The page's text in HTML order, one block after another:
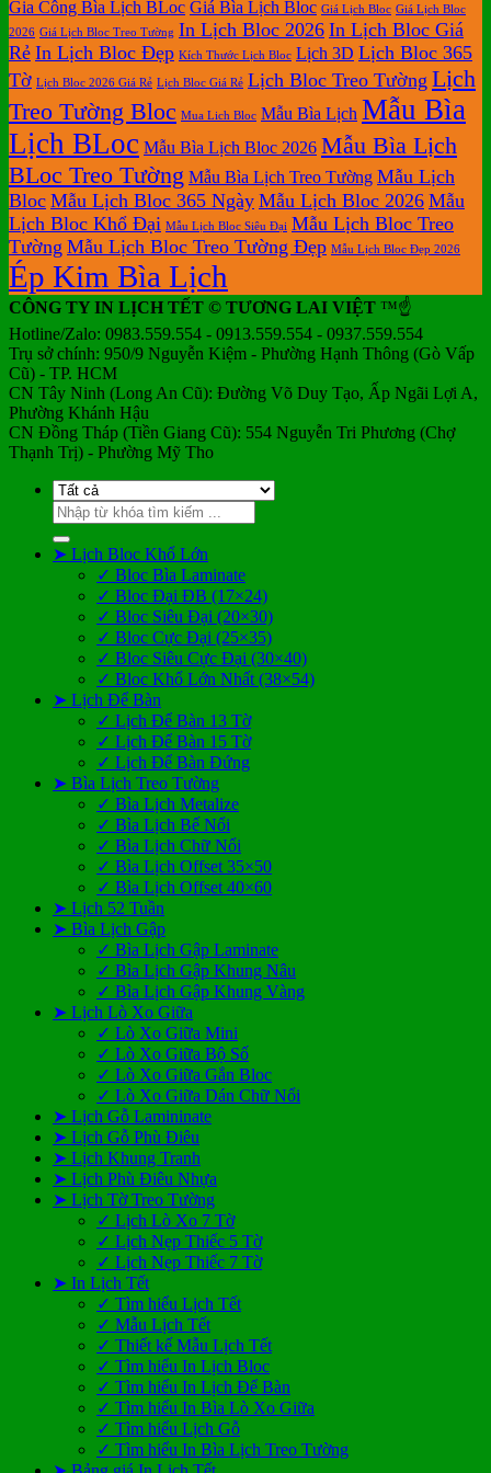
Lịch
Để
Bàn
Gia Công Bìa Lịch BLoc Giá Bìa Lịch Bloc Giá Lịch Bloc Giá Lịch Bloc
2026 Giá Lịch Bloc Treo Tường In Lịch Bloc 2026 In Lịch Bloc Giá
Rẻ In Lịch Bloc Đẹp Kích Thước Lịch Bloc Lịch 3D Lịch Bloc 365
Tờ Lịch Bloc 2026 Giá Rẻ Lịch Bloc Giá Rẻ Lịch Bloc Treo Tường Lịch
Treo Tường Bloc Mua Lich Bloc Mẫu Bìa Lịch Mẫu Bìa
Lịch BLoc Mẫu Bìa Lịch Bloc 2026 Mẫu Bìa Lịch
BLoc Treo Tường Mẫu Bìa Lịch Treo Tường Mẫu Lịch
Bloc Mẫu Lịch Bloc 365 Ngày Mẫu Lịch Bloc 2026 Mẫu
Lịch Bloc Khổ Đại Mẫu Lịch Bloc Siêu Đại Mẫu Lịch Bloc Treo
Tường Mẫu Lịch Bloc Treo Tường Đẹp Mẫu Lịch Bloc Đẹp 2026
Ép Kim Bìa Lịch
CÔNG TY IN LỊCH TẾT © TƯƠNG LAI VIỆT ™☝️
Hotline/Zalo: 0983.559.554 - 0913.559.554 - 0937.559.554
Trụ sở chính: 950/9 Nguyễn Kiệm - Phường Hạnh Thông (Gò Vấp
Cũ) - TP. HCM
CN Tây Ninh (Long An Cũ): Đường Võ Duy Tạo, Ấp Ngãi Lợi A,
Phường Khánh Hậu
CN Đồng Tháp (Tiền Giang Cũ): 554 Nguyễn Tri Phương (Chợ
Thạnh Trị) - Phường Mỹ Tho
Tìm
kiếm:
➤ Lịch Bloc Khổ Lớn
✓ Bloc Bìa Laminate
✓ Bloc Đại ĐB (17×24)
✓ Bloc Siêu Đại (20×30)
✓ Bloc Cực Đại (25×35)
✓ Bloc Siêu Cực Đại (30×40)
✓ Bloc Khổ Lớn Nhất (38×54)
➤ Lịch Để Bàn
✓ Lịch Để Bàn 13 Tờ
✓ Lịch Để Bàn 15 Tờ
✓ Lịch Để Bàn Đứng
➤ Bìa Lịch Treo Tường
✓ Bìa Lịch Metalize
✓ Bìa Lịch Bế Nổi
✓ Bìa Lịch Chữ Nổi
✓ Bìa Lịch Offset 35×50
✓ Bìa Lịch Offset 40×60
➤ Lịch 52 Tuần
➤ Bìa Lịch Gập
✓ Bìa Lịch Gập Laminate
✓ Bìa Lịch Gập Khung Nâu
✓ Bìa Lịch Gập Khung Vàng
➤ Lịch Lò Xo Giữa
✓ Lò Xo Giữa Mini
✓ Lò Xo Giữa Bộ Số
✓ Lò Xo Giữa Gắn Bloc
✓ Lò Xo Giữa Dán Chữ Nổi
➤ Lịch Gỗ Lamininate
➤ Lịch Gỗ Phù Điêu
➤ Lịch Khung Tranh
➤ Lịch Phù Điêu Nhựa
➤ Lịch Tờ Treo Tường
✓ Lịch Lò Xo 7 Tờ
✓ Lịch Nẹp Thiếc 5 Tờ
✓ Lịch Nẹp Thiếc 7 Tờ
➤ In Lịch Tết
✓ Tìm hiểu Lịch Tết
✓ Mẫu Lịch Tết
✓ Thiết kế Mẫu Lịch Tết
✓ Tìm hiểu In Lịch Bloc
✓ Tìm hiểu In Lịch Để Bàn
✓ Tìm hiểu In Bìa Lò Xo Giữa
✓ Tìm hiểu Lịch Gỗ
✓ Tìm hiểu In Bìa Lịch Treo Tường